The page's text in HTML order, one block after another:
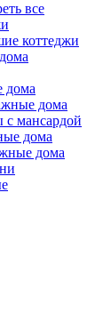
все
коттеджи
дома
дома
с мансардой
дома
дома